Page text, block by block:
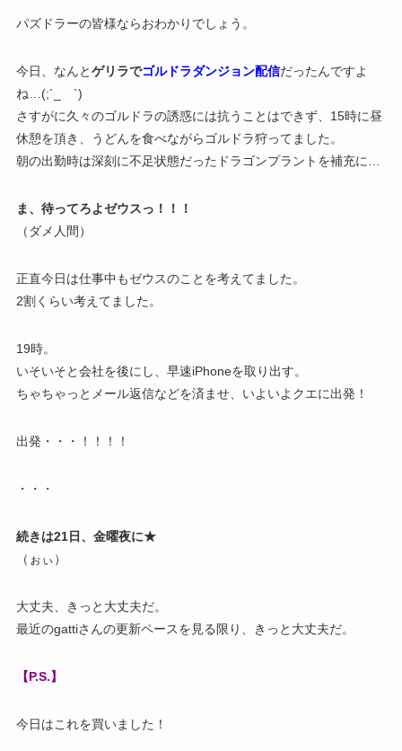
パズドラーの皆様ならおわかりでしょう。
今日、なんとゲリラでゴルドラダンジョン配信だったんですよ
ね…(;´_ゝ`)
さすがに久々のゴルドラの誘惑には抗うことはできず、15時に昼
休憩を頂き、うどんを食べながらゴルドラ狩ってました。
朝の出勤時は深刻に不足状態だったドラゴンプラントを補充に…
ま、待ってろよゼウスっ！！！
（ダメ人間）
正直今日は仕事中もゼウスのことを考えてました。
2割くらい考えてました。
19時。
いそいそと会社を後にし、早速iPhoneを取り出す。
ちゃちゃっとメール返信などを済ませ、いよいよクエに出発！
出発・・・！！！！
・・・
続きは21日、金曜夜に★
（ぉぃ）
大丈夫、きっと大丈夫だ。
最近のgattiさんの更新ペースを見る限り、きっと大丈夫だ。
【P.S.】
今日はこれを買いました！